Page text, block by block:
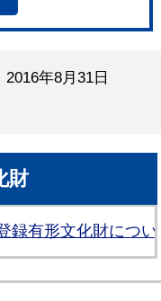
2016年8月31日
財
録有形文化財につい